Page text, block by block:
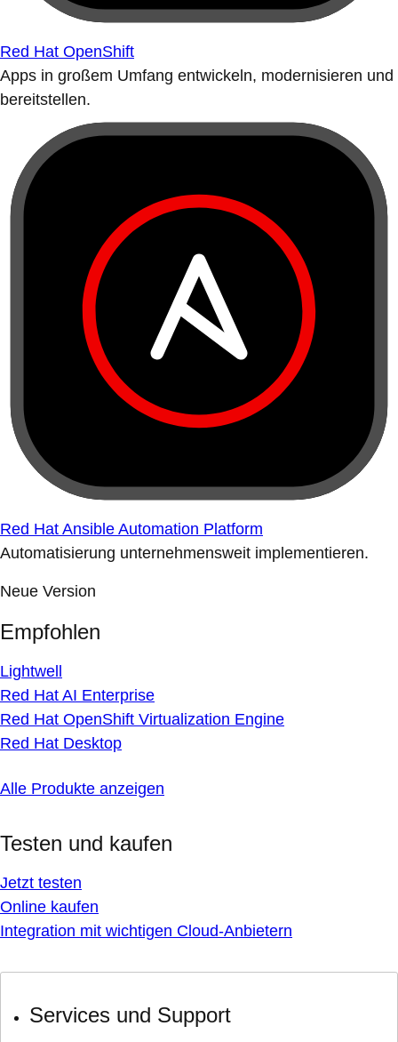
Red Hat OpenShift
Apps in großem Umfang entwickeln, modernisieren und
bereitstellen.
Red Hat Ansible Automation Platform
Automatisierung unternehmensweit implementieren.
Neue Version
Empfohlen
Lightwell
Red Hat AI Enterprise
Red Hat OpenShift Virtualization Engine
Red Hat Desktop
Alle Produkte anzeigen
Testen und kaufen
Jetzt testen
Online kaufen
Integration mit wichtigen Cloud-Anbietern
Services und Support